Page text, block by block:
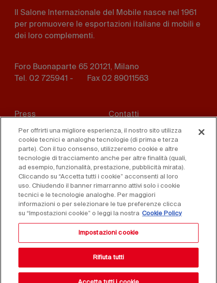
Il Salone Internazionale del Mobile nasce nel 1961
per promuovere le esportazioni italiane di mobili e
dei loro complementi.
Foro Buonaparte 65 20121, Milano
Tel. 02 725941 -
Fax 02 89011563
menu
Press Contatti
Whistleblowing Privacy
Disclaimer D. Lgs. 231/01
Cookies Condizioni di vendita
accessibilità
Per offrirti una migliore esperienza, il nostro sito utilizza
cookie tecnici e analoghe tecnologie (di prima e terza
parte). Con il tuo consenso, utilizzeremo cookie e altre
tecnologie di tracciamento anche per altre finalità (quali,
ad esempio, funzionalità, prestazione, pubblicità mirata).
Cliccando su “Accetta tutti i cookie” acconsenti al loro
uso. Chiudendo il banner rimarranno attivi solo i cookie
tecnici e le tecnologie analoghe. Per maggiori
informazioni o per selezionare le tue preferenze clicca
su “Impostazioni cookie” o leggi la nostra Cookie Policy
Impostazioni cookie
Rifiuta tutti